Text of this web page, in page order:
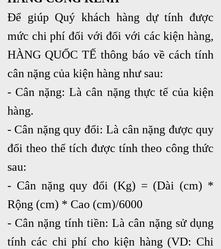
Để giúp Quý khách hàng dự tính được
mức chi phí đối với đối với các kiện hàng,
HÀNG QUỐC TẾ thông báo về cách tính
cân nặng của kiện hàng như sau:
- Cân nặng: Là cân nặng thực tế của kiện
hàng.
- Cân nặng quy đổi: Là cân nặng được quy
đổi theo thể tích được tính theo công thức
sau:
- Cân nặng quy đổi (Kg) = (Dài (cm) *
Rộng (cm) * Cao (cm)/6000
- Cân nặng tính tiền: Là cân nặng sử dụng
tính các chi phí cho kiện hàng (VD: Chi